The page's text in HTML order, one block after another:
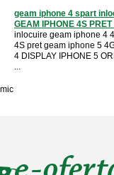
geam iphone 4 spart
GEAM IPHONE 4S PRET
inlocuire geam iphone 4
4S pret geam iphone 5
4 DISPLAY IPHONE 5
...
mic